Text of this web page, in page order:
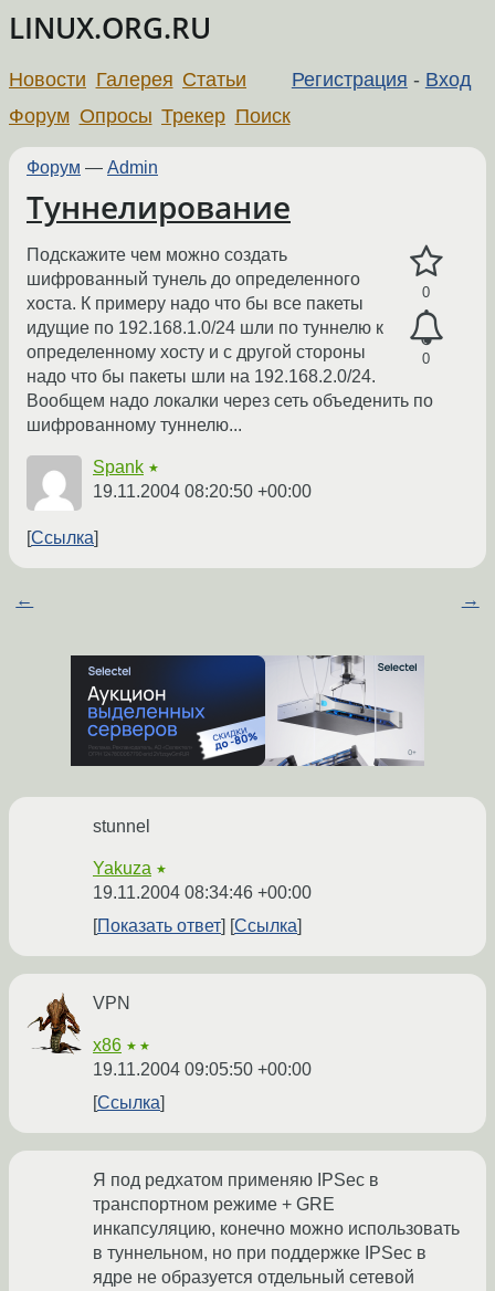
LINUX.ORG.RU
Регистрация - Вход
Новости Галерея Статьи
Форум Опросы Трекер Поиск
Форум — Admin
Туннелирование
0
0
Подскажите чем можно создать
шифрованный тунель до определенного
хоста. К примеру надо что бы все пакеты
идущие по 192.168.1.0/24 шли по туннелю к
определенному хосту и с другой стороны
надо что бы пакеты шли на 192.168.2.0/24.
Вообщем надо локалки через сеть объеденить по
шифрованному туннелю...
Spank ★
19.11.2004 08:20:50 +00:00
Ссылка
← →
stunnel
Yakuza ★
19.11.2004 08:34:46 +00:00
Показать ответ
Ссылка
VPN
x86 ★★
19.11.2004 09:05:50 +00:00
Ссылка
Я под редхатом применяю IPSec в
транспортном режиме + GRE
инкапсуляцию, конечно можно использовать
в туннельном, но при поддержке IPSec в
ядре не образуется отдельный сетевой